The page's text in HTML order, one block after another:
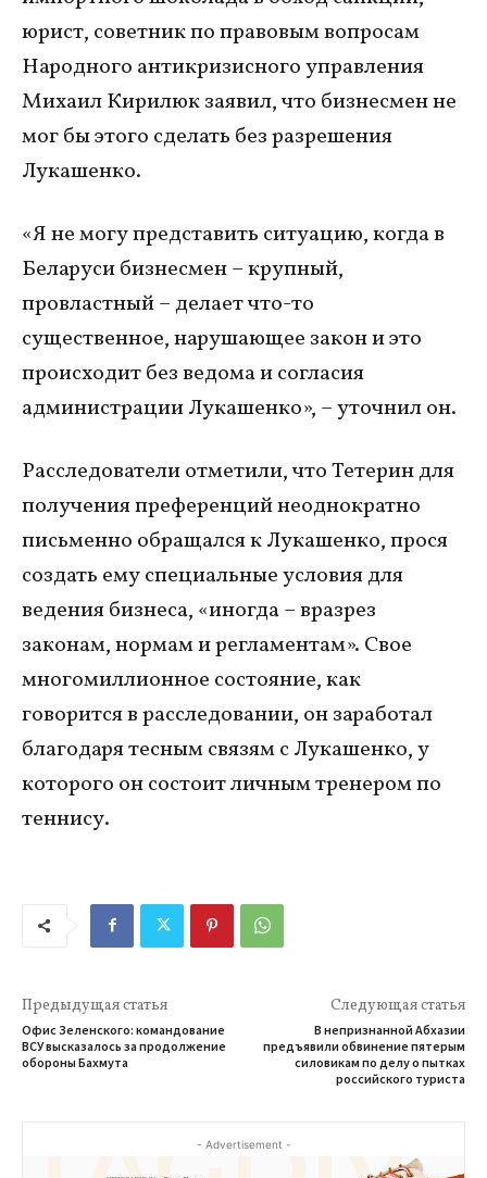
юрист, советник по правовым вопросам
Народного антикризисного управления
Михаил Кирилюк заявил, что бизнесмен не
мог бы этого сделать без разрешения
Лукашенко.
«Я не могу представить ситуацию, когда в
Беларуси бизнесмен – крупный,
провластный – делает что-то
существенное, нарушающее закон и это
происходит без ведома и согласия
администрации Лукашенко», – уточнил он.
Расследователи отметили, что Тетерин для
получения преференций неоднократно
письменно обращался к Лукашенко, прося
создать ему специальные условия для
ведения бизнеса, «иногда – вразрез
законам, нормам и регламентам». Свое
многомиллионное состояние, как
говорится в расследовании, он заработал
благодаря тесным связям с Лукашенко, у
которого он состоит личным тренером по
теннису.
Предыдущая статья
Офис Зеленского: командование
ВСУ высказалось за продолжение
обороны Бахмута
Следующая статья
В непризнанной Абхазии
предъявили обвинение пятерым
силовикам по делу о пытках
российского туриста
- Advertisement -